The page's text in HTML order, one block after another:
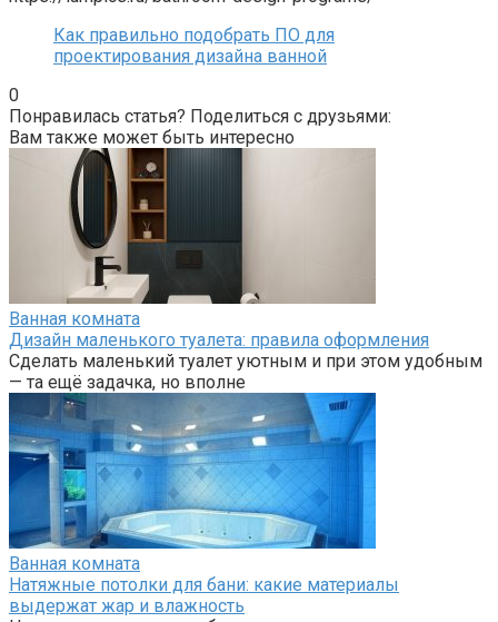
Как правильно подобрать ПО для
проектирования дизайна ванной
0
Понравилась статья? Поделиться с друзьями:
Вам также может быть интересно
Ванная комната
Дизайн маленького туалета: правила оформления
Сделать маленький туалет уютным и при этом удобным
— та ещё задачка, но вполне
Ванная комната
Натяжные потолки для бани: какие материалы
выдержат жар и влажность